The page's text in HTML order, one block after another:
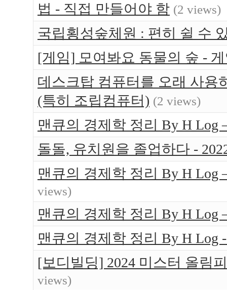
법 - 직접 만들어야 함 (2 views)
국립횡성숲체원 : 편히 쉴 수
[게임] 모여봐요 동물의 숲 -
데스크탑 컴퓨터를 오래 사용
(특히 조립컴퓨터) (2 views)
맨큐의 경제학 정리 By H Log
돌돌, 유치원을 졸업하다 -
맨큐의 경제학 정리 By H Log
views)
맨큐의 경제학 정리 By H Log
맨큐의 경제학 정리 By H Log
[보디빌딩] 2024 미스터 올림
views)